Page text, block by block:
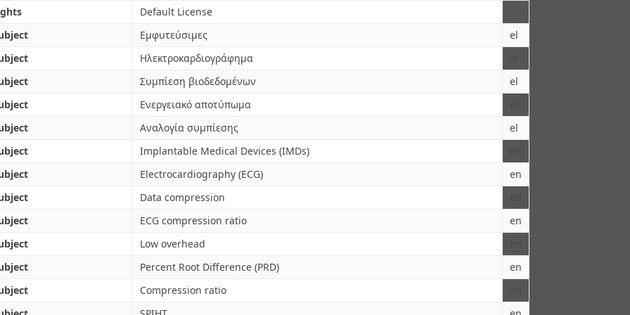
Default License
Εμφυτεύσιμες
el
Ηλεκτροκαρδιογράφημα
Συμπίεση βιοδεδομένων
el
Ενεργειακό αποτύπωμα
Αναλογία συμπίεσης
el
Implantable Medical Devices (IMDs)
Electrocardiography (ECG)
en
Data compression
ECG compression ratio
en
Low overhead
Percent Root Difference (PRD)
en
Compression ratio